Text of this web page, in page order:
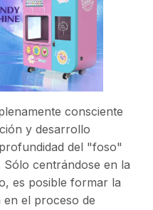
consciente
y desarrollo
del "foso"
centrándose en la
es posible formar la
el proceso de